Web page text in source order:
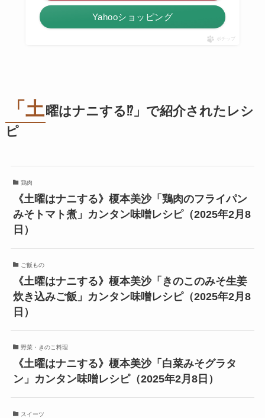
Yahooショッピング
ポチップ
「土曜はナニする⁉」で紹介されたレシ
ピ
鶏肉
《土曜はナニする》榎本美沙「鶏肉のフライパン
みそトマト煮」カンタン味噌レシピ（2025年2月8
日）
ご飯もの
《土曜はナニする》榎本美沙「きのこのみそ生姜
炊き込みご飯」カンタン味噌レシピ（2025年2月8
日）
野菜・きのこ料理
《土曜はナニする》榎本美沙「白菜みそグラタ
ン」カンタン味噌レシピ（2025年2月8日）
スイーツ